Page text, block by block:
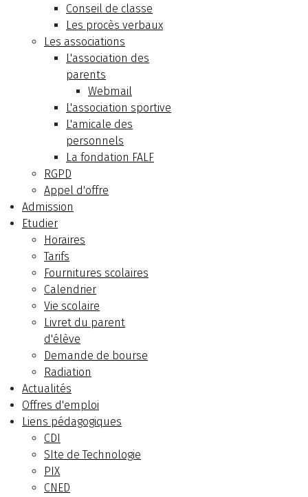
Conseil de classe
Les procès verbaux
Les associations
L'association des
parents
Webmail
L'association sportive
L'amicale des
personnels
La fondation FALF
RGPD
Appel d'offre
Admission
Etudier
Horaires
Tarifs
Fournitures scolaires
Calendrier
Vie scolaire
Livret du parent
d'élève
Demande de bourse
Radiation
Actualités
Offres d'emploi
Liens pédagogiques
CDI
SIte de Technologie
PIX
CNED